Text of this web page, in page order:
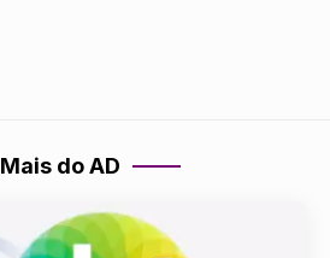
Mais do AD